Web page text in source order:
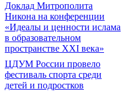
Доклад Митрополита
Никона на конференции
«Идеалы и ценности ислама
в образовательном
пространстве XXI века»
ЦДУМ России провело
фестиваль спорта среди
детей и подростков